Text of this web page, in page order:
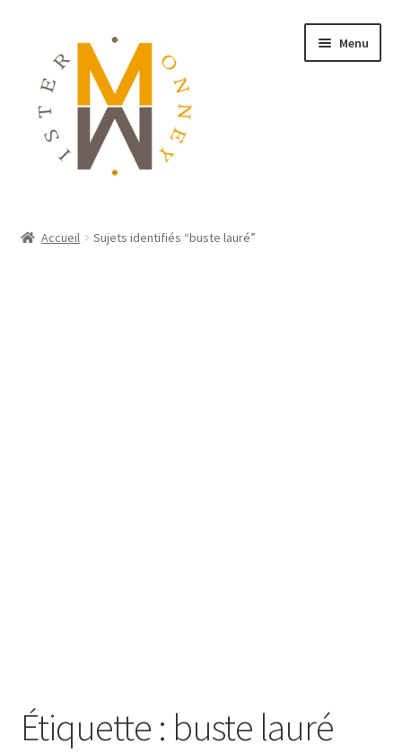
Menu
Accueil Sujets identifiés “buste lauré”
Étiquette : buste lauré